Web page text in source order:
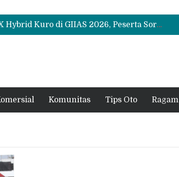
Beli Mobil Jangan Cuma Lihat Cicilan, TAF dan OJK Tekankan Pentingnya Literasi Keuangan
Test Drive Suzuki Fronx SGX Hybrid Kuro di GIIAS 2026, Peserta Soroti Desain Sporty dan DVR
Leapmotor Mulai Perakitan Lokal di Indonesia, B10 dan C10 Jadi Model Perdana
Komunitas Tips Oto Ragam